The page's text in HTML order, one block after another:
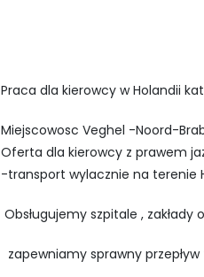
Praca dla kierowcy w Holandii
Miejscowosc Veghel -Noord-
Oferta dla kierowcy z prawem
-transport wylacznie na terenie
Obsługujemy szpitale ,
zapewniamy sprawny